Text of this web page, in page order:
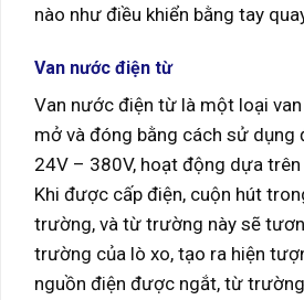
nào như điều khiển bằng tay
Van nước điện từ
Van nước điện từ là một loại
mở và đóng bằng cách sử dụng
24V – 380V, hoạt động dựa
Khi được cấp điện, cuộn hút
trường, và từ trường này sẽ
trường của lò xo, tạo ra hiện
nguồn điện được ngắt, từ